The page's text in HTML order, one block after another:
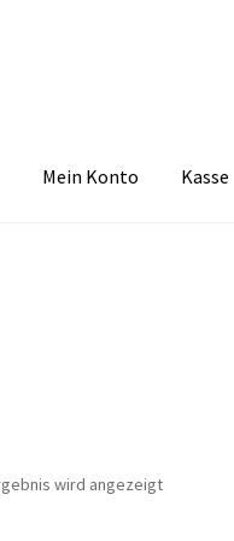
Mein Konto Kasse
wird angezeigt